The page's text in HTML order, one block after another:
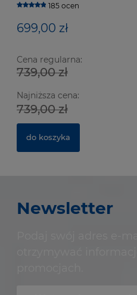
185 ocen
699,00 zł
Cena regularna:
739,00 zł
Najniższa cena:
739,00 zł
do koszyka
Newsletter